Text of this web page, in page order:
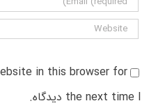
in this browser for
the next time I دیدگاه.